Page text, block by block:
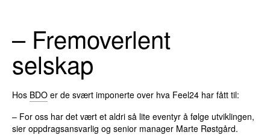
– Fremoverlent
selskap
Hos BDO er de svært imponerte over hva Feel24 har fått til:
– For oss har det vært et aldri så lite eventyr å følge utviklingen,
sier oppdragsansvarlig og senior manager Marte Røstgård.